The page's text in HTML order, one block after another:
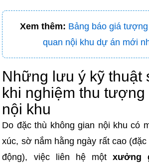
Xem thêm: Bảng báo giá
quan nội khu dự án mới
Những lưu ý kỹ thuật
khi nghiệm thu tượng
nội khu
Do đặc thù không gian nội khu có
xúc, sờ nắm hằng ngày rất cao
động), việc liên hệ mộtxưởng